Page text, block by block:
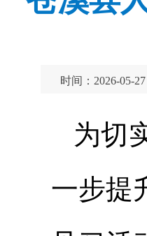
时间：2026-05-27
为切
一步提